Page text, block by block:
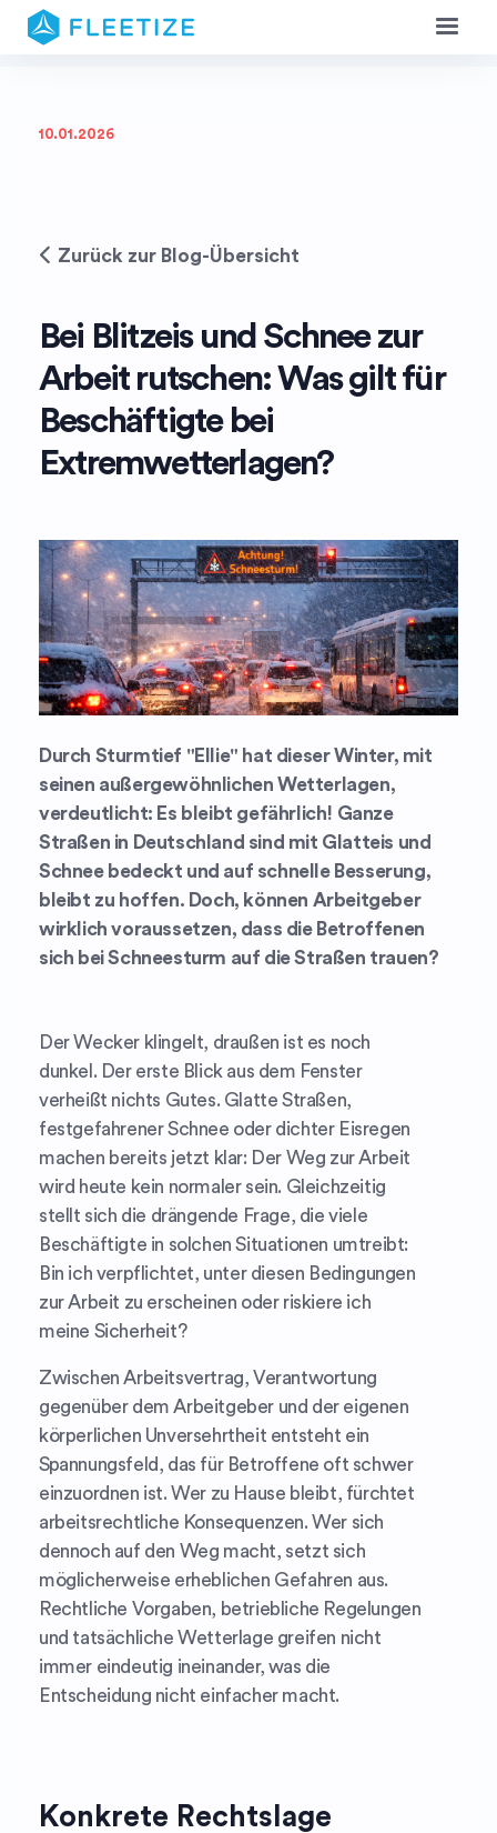
10.01.2026
Zurück zur Blog-Übersicht
Bei Blitzeis und Schnee zur
Arbeit rutschen: Was gilt für
Beschäftigte bei
Extremwetterlagen?
Durch Sturmtief "Ellie" hat dieser Winter, mit
seinen außergewöhnlichen Wetterlagen,
verdeutlicht: Es bleibt gefährlich! Ganze
Straßen in Deutschland sind mit Glatteis und
Schnee bedeckt und auf schnelle Besserung,
bleibt zu hoffen. Doch, können Arbeitgeber
wirklich voraussetzen, dass die Betroffenen
sich bei Schneesturm auf die Straßen trauen?
Der Wecker klingelt, draußen ist es noch
dunkel. Der erste Blick aus dem Fenster
verheißt nichts Gutes. Glatte Straßen,
festgefahrener Schnee oder dichter Eisregen
machen bereits jetzt klar: Der Weg zur Arbeit
wird heute kein normaler sein. Gleichzeitig
stellt sich die drängende Frage, die viele
Beschäftigte in solchen Situationen umtreibt:
Bin ich verpflichtet, unter diesen Bedingungen
zur Arbeit zu erscheinen oder riskiere ich
meine Sicherheit?
Zwischen Arbeitsvertrag, Verantwortung
gegenüber dem Arbeitgeber und der eigenen
körperlichen Unversehrtheit entsteht ein
Spannungsfeld, das für Betroffene oft schwer
einzuordnen ist. Wer zu Hause bleibt, fürchtet
arbeitsrechtliche Konsequenzen. Wer sich
dennoch auf den Weg macht, setzt sich
möglicherweise erheblichen Gefahren aus.
Rechtliche Vorgaben, betriebliche Regelungen
und tatsächliche Wetterlage greifen nicht
immer eindeutig ineinander, was die
Entscheidung nicht einfacher macht.
Konkrete Rechtslage